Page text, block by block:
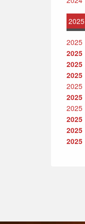
2025
2025
2025
2025
2025
2025
2025
2025
2025
2025
2025